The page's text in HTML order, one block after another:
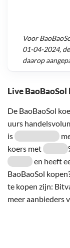
Live BaoBaoSol
De BaoBaoSol
uurs
is
koers met
en heeft
BaoBaoSol
te kopen zijn:
meer aanbieders
Voor
01-04-2024,
daarop